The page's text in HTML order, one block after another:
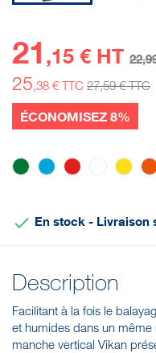
21 ,15 € HT 22
25,38 € TTC 27,59 € TTC
ÉCONOMISEZ 8%
 En stock - Livraison
Description
Facilitant à la fois le
et humides dans un
manche vertical Vikan